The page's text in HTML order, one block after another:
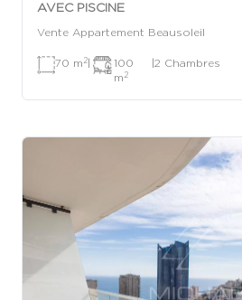
AVEC PISCINE
Vente Appartement Beausoleil
70 m 2|
100
m 2
|2 Chambres